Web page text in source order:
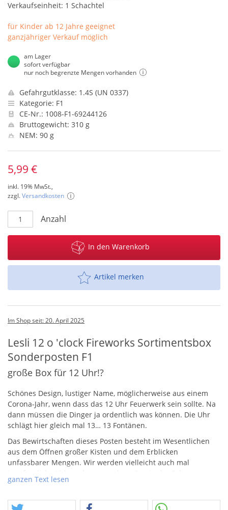
Verkaufseinheit: 1 Schachtel
für Kinder ab 12 Jahre geeignet
ganzjähriger Verkauf möglich
am Lager
sofort verfügbar
nur noch begrenzte Mengen vorhanden
Gefahrgutklasse: 1.4S (UN 0337)
Kategorie: F1
CE-Nr.: 1008-F1-69244126
Bruttogewicht: 310 g
NEM: 90 g
5,99 €
inkl. 19% MwSt.,
zzgl.Versandkosten
Anzahl
In den Warenkorb
Artikel merken
Im Shop seit: 20. April 2025
Lesli 12 o 'clock Fireworks Sortimentsbox
Sonderposten F1
große Box für 12 Uhr!?
Schönes Design, lustiger Name, möglicherweise aus einem
Corona-Jahr, wenn dass das 12 Uhr Feuerwerk sein sollte. Na
dann müssen die Dinger ja ordentlich was können. Die Uhr
schlägt hier gleich mal 13… 13 Fontänen.
Das Bewirtschaften dieses Posten besteht im Wesentlichen
aus dem Öffnen großer Kisten und dem Erblicken
unfassbarer Mengen. Wir werden vielleicht auch mal
jungfreuliche Videos davon machen. Das in der Folge
stattfindende Sortieren ergibt unterschiedliche Angebote! Es
lassen sich schnell wieder herstellen, man repariert
ganzen Text lesen